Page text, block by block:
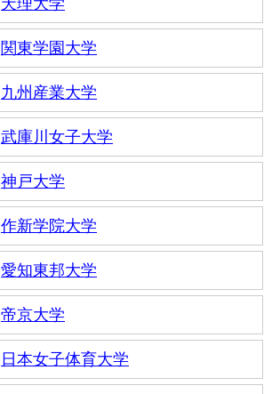
天理大学
関東学園大学
九州産業大学
武庫川女子大学
神戸大学
作新学院大学
愛知東邦大学
帝京大学
日本女子体育大学